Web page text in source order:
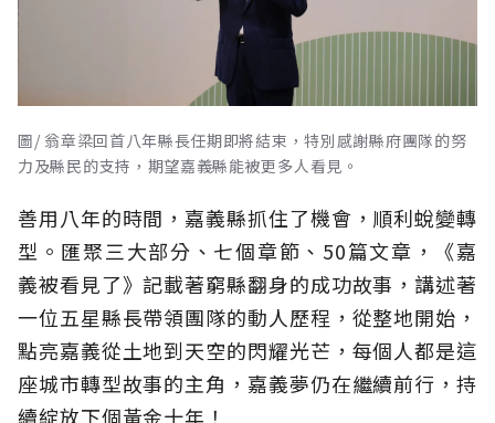
圖/ 翁章梁回首八年縣長任期即將結束，特別感謝縣府團隊的努
力及縣民的支持，期望嘉義縣能被更多人看見。
善用八年的時間，嘉義縣抓住了機會，順利蛻變轉
型。匯聚三大部分、七個章節、50篇文章，《嘉
義被看見了》記載著窮縣翻身的成功故事，講述著
一位五星縣長帶領團隊的動人歷程，從整地開始，
點亮嘉義從土地到天空的閃耀光芒，每個人都是這
座城市轉型故事的主角，嘉義夢仍在繼續前行，持
續綻放下個黃金十年！